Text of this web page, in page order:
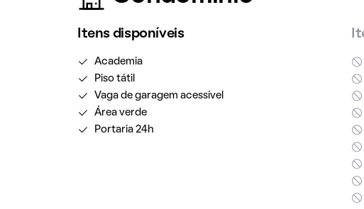
Itens disponíveis
Academia
Piso tátil
Vaga de garagem acessível
Área verde
Portaria 24h